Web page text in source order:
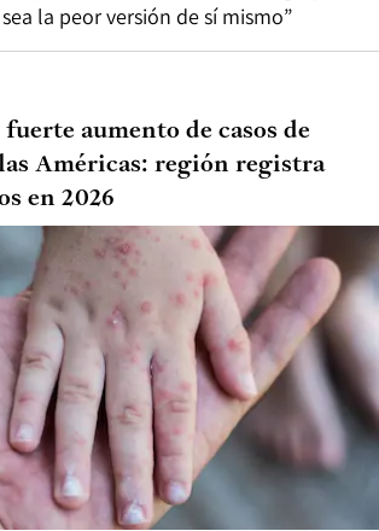
la peor versión de sí mismo”
aumento de casos de
Américas: región registra
en 2026